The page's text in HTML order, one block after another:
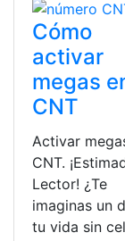
Cómo
activar
megas
CNT
Activar
CNT.
Lector! ¿Te
imaginas un
tu vida sin